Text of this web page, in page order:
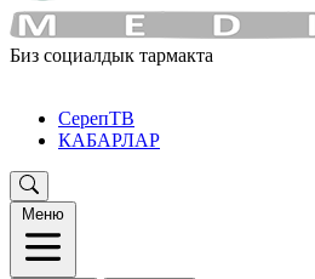
Биз социалдык тармакта
СерепТВ
КАБАРЛАР
Меню